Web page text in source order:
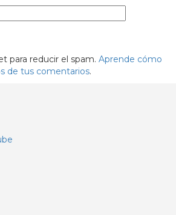
para reducir el spam. Aprende cómo
de tus comentarios.